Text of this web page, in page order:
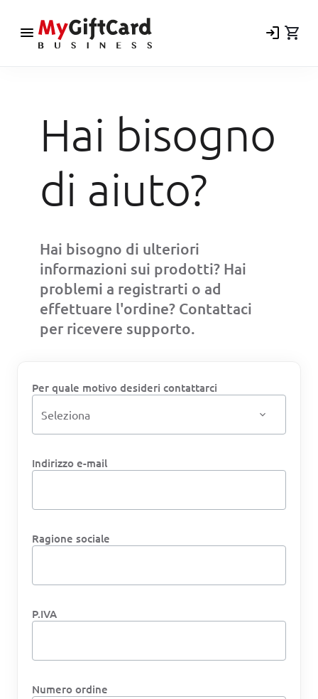
menu login shopping_cart
Hai bisogno
di aiuto?
Hai bisogno di ulteriori
informazioni sui prodotti? Hai
problemi a registrarti o ad
effettuare l'ordine? Contattaci
per ricevere supporto.
Per quale motivo desideri contattarci
Indirizzo e-mail
Ragione sociale
P.IVA
Numero ordine